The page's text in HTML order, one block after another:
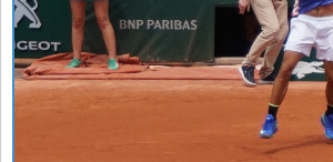
SOFIA OPEN
КЛУБОВЕ
БЛОГ
Ретро
Спорт&Фитнес
Други